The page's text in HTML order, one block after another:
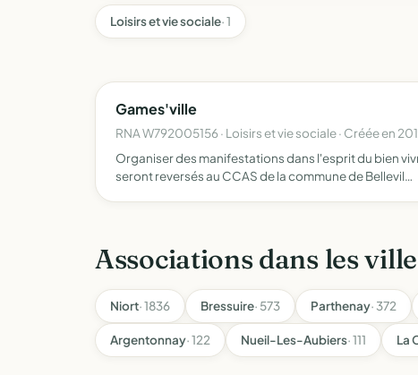
Loisirs et vie sociale· 1
Games'ville
RNA W792005156 · Loisirs et vie sociale · Créée en
Organiser des manifestations dans l'esprit du bien
seront reversés au CCAS de la commune de Bellevil…
Associations dans les
Niort· 1836 Bressuire· 573 Parthenay· 372
Argentonnay· 122 Nueil-Les-Aubiers· 111 La